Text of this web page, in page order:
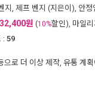
지 , 제프 벤지 (지은이), 안정
32,400원 (10%할인), 마일리
: 59
으로 더 이상 제작, 유통 계